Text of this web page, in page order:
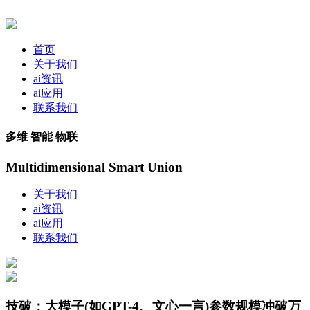
首页
关于我们
ai资讯
ai应用
联系我们
多维 智能 物联
Multidimensional Smart Union
关于我们
ai资讯
ai应用
联系我们
技破：大模子(如GPT-4、文心一言)参数规模冲破万